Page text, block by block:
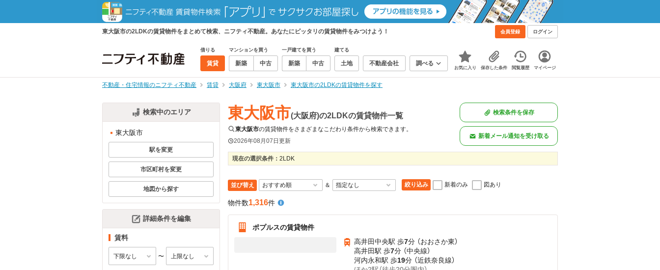
東大阪市の2LDKの賃貸物件をまとめて検索、ニフティ不動産。あなたにピッタリの賃貸物件をみつけよう！ 会員登録 ログイン
借りる
賃貸
マンションを買う
新築 中古
一戸建てを買う
新築 中古
建てる
土地 不動産会社 調べる
お気に入り 保存した条件 閲覧履歴 マイページ
不動産・住宅情報のニフティ不動産 賃貸 大阪府 東大阪市 東大阪市の2LDKの賃貸物件を探す
検索中のエリア
東大阪市
駅を変更
市区町村を変更
地図から探す
詳細条件を編集
賃料
〜
東大阪市(大阪府)の2LDKの賃貸物件一覧
東大阪市の賃貸物件をさまざまなこだわり条件から検索できます。
2026年08月07日更新
検索条件を保存
新着メール通知を受け取る
現在の選択条件： 2LDK
並び替え ＆ 絞り込み 新着のみ 図あり
物件数1,316件
ポプルスの賃貸物件
高井田中央駅 歩7分 （おおさか東）
高井田駅 歩7分 （中央線）
河内永和駅 歩19分 （近鉄奈良線）